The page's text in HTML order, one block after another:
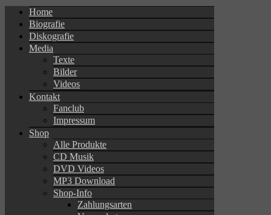
Home
Biografie
Diskografie
Media
Texte
Bilder
Videos
Kontakt
Fanclub
Impressum
Shop
Alle Produkte
CD Musik
DVD Videos
MP3 Download
Shop-Info
Zahlungsarten